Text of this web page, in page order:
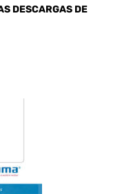
DESCARGAS DE